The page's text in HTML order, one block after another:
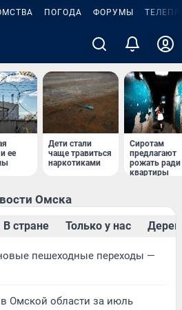
ПОГОДА ФОРУМЫ
ее
Дети стали
чаще травиться
наркотиками
Сиротам
предлагают
рожать ради
квартиры
Омска
В стране Только у нас
пешеходные переходы —
Омской области за июль